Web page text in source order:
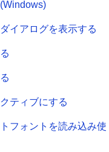
イアログを表示する
ティブにする
フォントを読み込み使